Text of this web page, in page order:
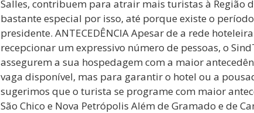
Salles, contribuem para atrair mais turistas à Região
bastante especial por isso, até porque existe o
presidente. ANTECEDÊNCIA Apesar de a rede
recepcionar um expressivo número de pessoas, o
assegurem a sua hospedagem com a maior
vaga disponível, mas para garantir o hotel ou a
sugerimos que o turista se programe com maior
São Chico e Nova Petrópolis Além de Gramado e de